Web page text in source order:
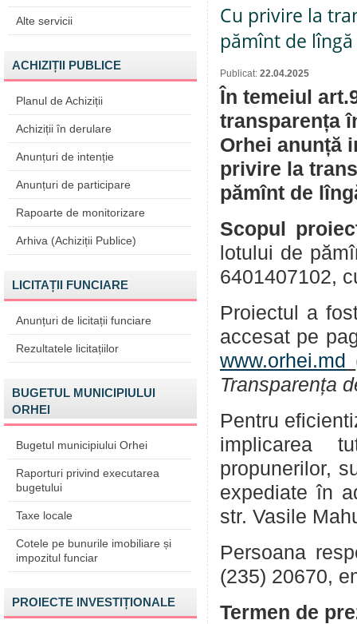
Alte servicii
ACHIZIȚII PUBLICE
Planul de Achiziții
Achiziții în derulare
Anunțuri de intenție
Anunțuri de participare
Rapoarte de monitorizare
Arhiva (Achiziții Publice)
LICITAȚII FUNCIARE
Anunțuri de licitații funciare
Rezultatele licitațiilor
BUGETUL MUNICIPIULUI
ORHEI
Bugetul municipiului Orhei
Raporturi privind executarea
bugetului
Taxe locale
Cotele pe bunurile imobiliare și
impozitul funciar
PROIECTE INVESTIȚIONALE
Cu privire la
pămînt de
Publicat: 22.04.2025
În temeiul
transparența
Orhei anunță
privire la
pămînt de
Scopul
lotului de
6401407102,
Proiectul a
accesat pe
www.orhei.md
Transparența
Pentru
implicarea
propunerilor,
expediate în
str. Vasile
Persoana
(235) 20670,
Termen de